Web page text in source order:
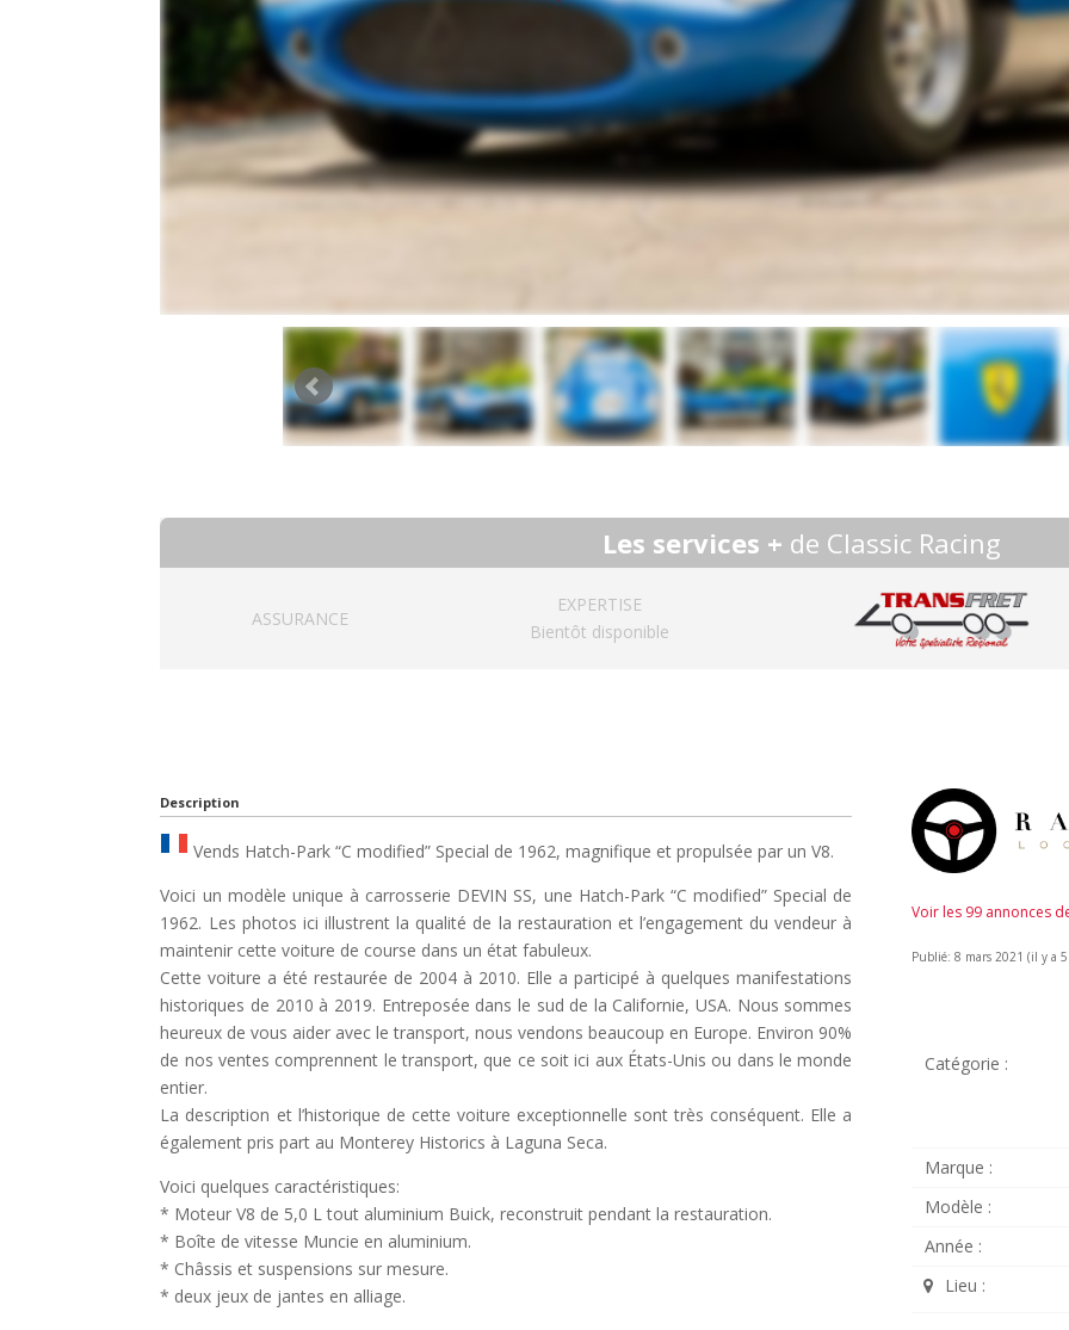
Les services + de Classic Racing
ASSURANCE
EXPERTISE
Bientôt disponible
Description
Vends Hatch-Park “C modified” Special de 1962, magnifique et propulsée par un V8.
Voici un modèle unique à carrosserie DEVIN SS, une Hatch-Park “C modified” Special de
1962. Les photos ici illustrent la qualité de la restauration et l’engagement du vendeur à
maintenir cette voiture de course dans un état fabuleux.
Cette voiture a été restaurée de 2004 à 2010. Elle a participé à quelques manifestations
historiques de 2010 à 2019. Entreposée dans le sud de la Californie, USA. Nous sommes
heureux de vous aider avec le transport, nous vendons beaucoup en Europe. Environ 90%
de nos ventes comprennent le transport, que ce soit ici aux États-Unis ou dans le monde
entier.
La description et l’historique de cette voiture exceptionnelle sont très conséquent. Elle a
également pris part au Monterey Historics à Laguna Seca.
Voici quelques caractéristiques:
* Moteur V8 de 5,0 L tout aluminium Buick, reconstruit pendant la restauration.
* Boîte de vitesse Muncie en aluminium.
* Châssis et suspensions sur mesure.
* deux jeux de jantes en alliage.
Voir les 99 annonces
Publié: 8 mars 2021 (il y a
Catégorie :
Marque :
Modèle :
Année :
Lieu :